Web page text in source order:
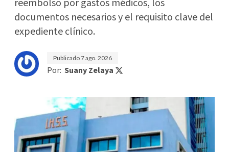
reembolso por gastos médicos, los
documentos necesarios y el requisito clave del
expediente clínico.
Publicado7 ago. 2026
Por: Suany Zelaya